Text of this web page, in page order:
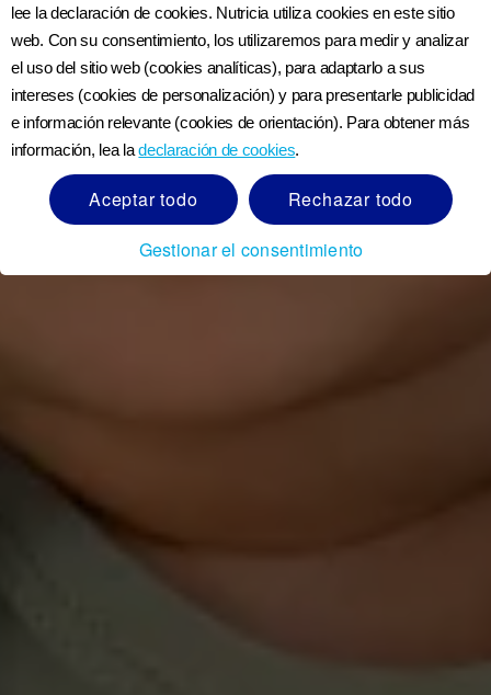
lee la declaración de cookies. Nutricia utiliza cookies en este sitio
web. Con su consentimiento, los utilizaremos para medir y analizar
el uso del sitio web (cookies analíticas), para adaptarlo a sus
intereses (cookies de personalización) y para presentarle publicidad
e información relevante (cookies de orientación). Para obtener más
información, lea ladeclaración de cookies.
Aceptar todo
Rechazar todo
Gestionar el consentimiento